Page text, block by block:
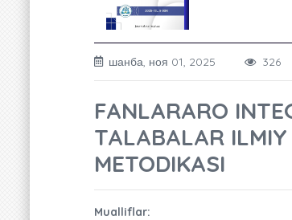
шанба, ноя 01, 2025 326
FANLARARO
TALABALAR
METODIKASI
Mualliflar: